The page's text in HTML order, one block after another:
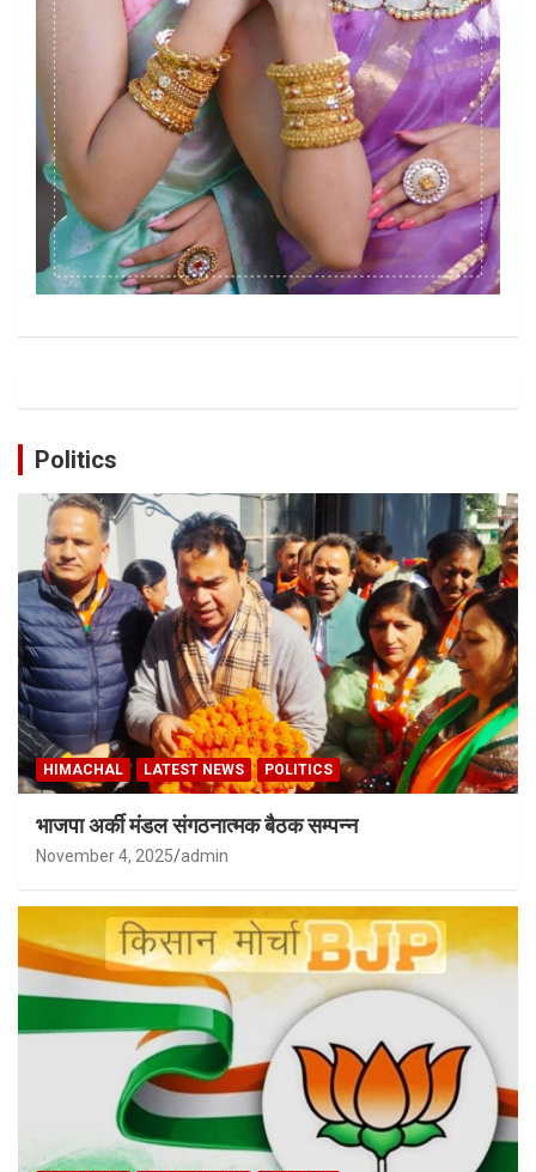
Politics
HIMACHAL LATEST NEWS POLITICS
भाजपा अर्की मंडल संगठनात्मक बैठक सम्पन्न
November 4, 2025 admin